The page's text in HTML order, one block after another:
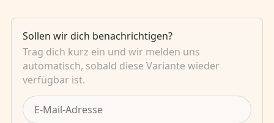
Sollen wir dich benachrichtigen?
Trag dich kurz ein und wir melden uns
automatisch, sobald diese Variante wieder
verfügbar ist.